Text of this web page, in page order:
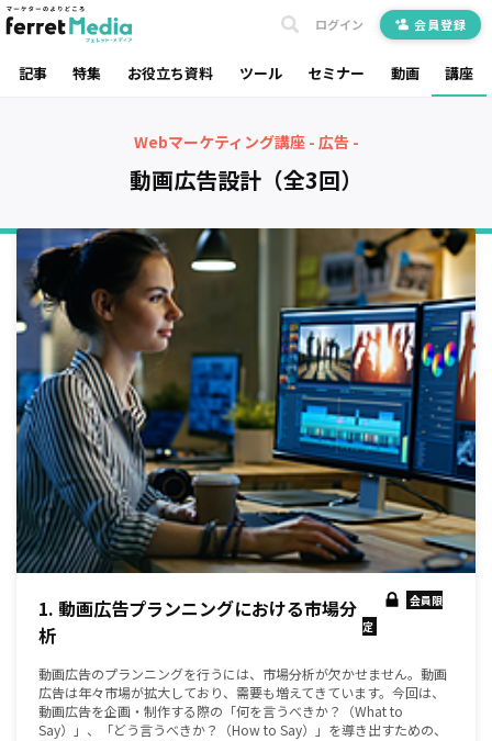
記事 特集 お役立ち資料 ツール セミナー 動画 講座
ログイン 会員登録
Webマーケティング講座 - 広告 -
動画広告設計（全3回）
1. 動画広告プランニングにおける市場分
析
会員限
定
動画広告のプランニングを行うには、市場分析が欠かせません。動画
広告は年々市場が拡大しており、需要も増えてきています。今回は、
動画広告を企画・制作する際の「何を言うべきか？（What to
Say）」、「どう言うべきか？（How to Say）」を導き出すための、